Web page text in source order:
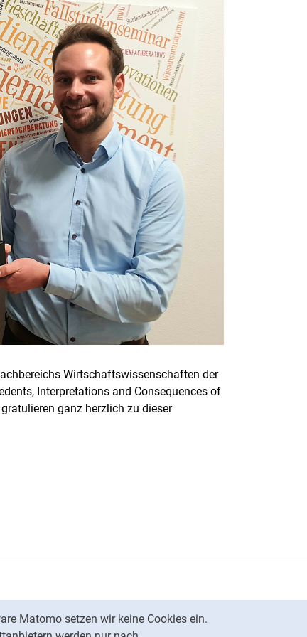
Matomo setzen wir keine Cookies ein.
Wirtschaftswissenschaften der
Interpretations and Consequences of
ganz herzlich zu dieser
Link, öffnet neues Fenster)
Link, öffnet neues Fenster)
Kassel auf
Kassel auf
Fenster)